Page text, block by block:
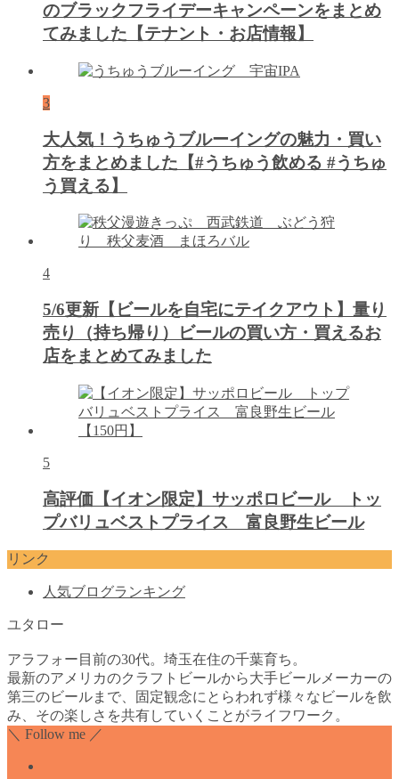
のブラックフライデーキャンペーンをまとめ
てみました【テナント・お店情報】
3
大人気！うちゅうブルーイングの魅力・買い
方をまとめました【#うちゅう飲める #うちゅ
う買える】
4
5/6更新【ビールを自宅にテイクアウト】量り
売り（持ち帰り）ビールの買い方・買えるお
店をまとめてみました
5
高評価【イオン限定】サッポロビール トッ
プバリュベストプライス 富良野生ビール
リンク
人気ブログランキング
ユタロー
アラフォー目前の30代。埼玉在住の千葉育ち。
最新のアメリカのクラフトビールから大手ビールメーカーの
第三のビールまで、固定観念にとらわれず様々なビールを飲
み、その楽しさを共有していくことがライフワーク。
＼ Follow me ／